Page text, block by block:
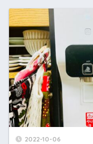
2022-10-06